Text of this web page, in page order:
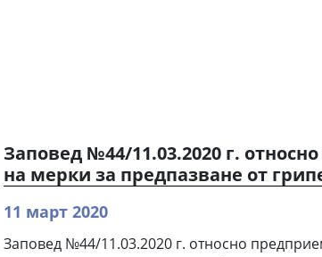
Заповед №44/11.03.2020 г.
на мерки за предпазване от
11 март 2020
Заповед №44/11.03.2020 г. относно